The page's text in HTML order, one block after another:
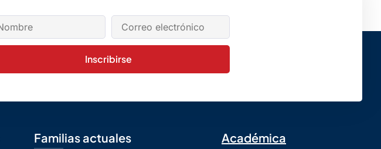
Inscribirse
Familias actuales
Académica